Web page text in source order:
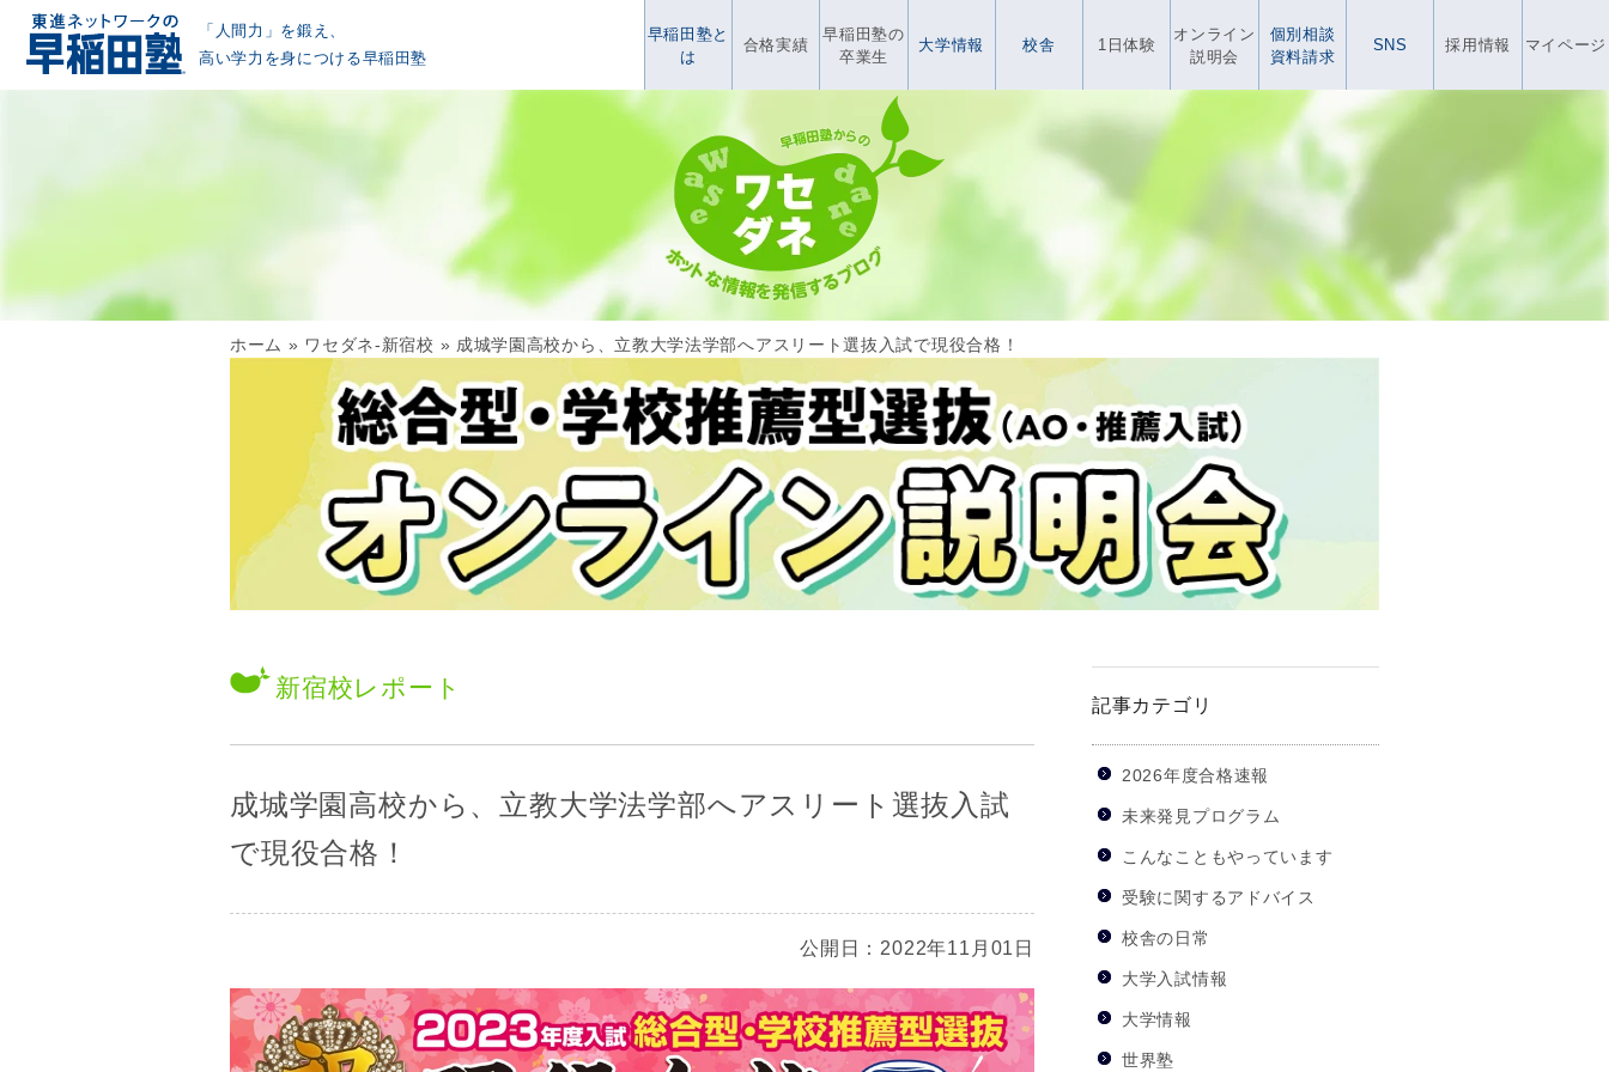
「人間力」を鍛え、
高い学力を身につける早稲田塾
早稲田塾と
は
合格実績
早稲田塾の
卒業生
大学情報 校舎 1日体験
オンライン
説明会
個別相談
資料請求
SNS 採用情報 マイページ
ホーム » ワセダネ-新宿校 » 成城学園高校から、立教大学法学部へアスリート選抜入試で現役合格！
新宿校レポート
成城学園高校から、立教大学法学部へアスリート選抜入試
で現役合格！
公開日：2022年11月01日
記事カテゴリ
2026年度合格速報
未来発見プログラム
こんなこともやっています
受験に関するアドバイス
校舎の日常
大学入試情報
大学情報
世界塾